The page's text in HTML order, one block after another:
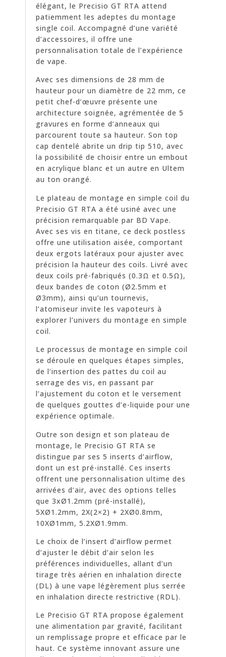
élégant, le Precisio GT RTA attend
patiemment les adeptes du montage
single coil. Accompagné d’une variété
d’accessoires, il offre une
personnalisation totale de l’expérience
de vape.
Avec ses dimensions de 28 mm de
hauteur pour un diamètre de 22 mm, ce
petit chef-d’œuvre présente une
architecture soignée, agrémentée de 5
gravures en forme d’anneaux qui
parcourent toute sa hauteur. Son top
cap dentelé abrite un drip tip 510, avec
la possibilité de choisir entre un embout
en acrylique blanc et un autre en Ultem
au ton orangé.
Le plateau de montage en simple coil du
Precisio GT RTA a été usiné avec une
précision remarquable par BD Vape.
Avec ses vis en titane, ce deck postless
offre une utilisation aisée, comportant
deux ergots latéraux pour ajuster avec
précision la hauteur des coils. Livré avec
deux coils pré-fabriqués (0.3Ω et 0.5Ω),
deux bandes de coton (Ø2.5mm et
Ø3mm), ainsi qu’un tournevis,
l’atomiseur invite les vapoteurs à
explorer l’univers du montage en simple
coil.
Le processus de montage en simple coil
se déroule en quelques étapes simples,
de l’insertion des pattes du coil au
serrage des vis, en passant par
l’ajustement du coton et le versement
de quelques gouttes d’e-liquide pour une
expérience optimale.
Outre son design et son plateau de
montage, le Precisio GT RTA se
distingue par ses 5 inserts d’airflow,
dont un est pré-installé. Ces inserts
offrent une personnalisation ultime des
arrivées d’air, avec des options telles
que 3xØ1.2mm (pré-installé),
5XØ1.2mm, 2X(2×2) + 2XØ0.8mm,
10XØ1mm, 5.2XØ1.9mm.
Le choix de l’insert d’airflow permet
d’ajuster le débit d’air selon les
préférences individuelles, allant d’un
tirage très aérien en inhalation directe
(DL) à une vape légèrement plus serrée
en inhalation directe restrictive (RDL).
Le Precisio GT RTA propose également
une alimentation par gravité, facilitant
un remplissage propre et efficace par le
haut. Ce système innovant assure une